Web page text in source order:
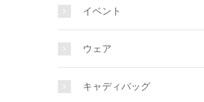
イベント
ウェア
キャディバッグ